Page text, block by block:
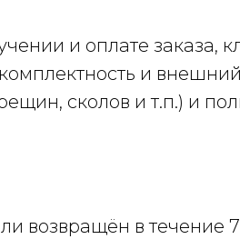
и оплате заказа,
и
сколов и т.п.) и
возвращён в течение